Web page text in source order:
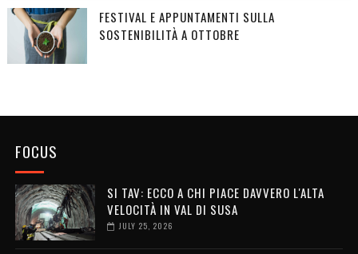
FESTIVAL E APPUNTAMENTI SULLA
SOSTENIBILITÀ A OTTOBRE
FOCUS
SI TAV: ECCO A CHI PIACE DAVVERO L'ALTA
VELOCITÀ IN VAL DI SUSA
JULY 25, 2026